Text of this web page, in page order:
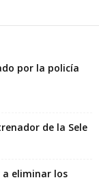
por la policía
de la Sele
a eliminar los